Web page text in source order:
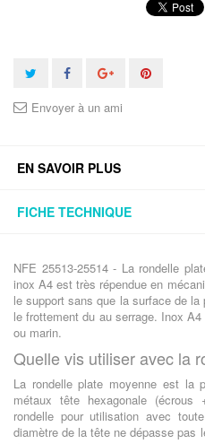
Envoyer à un ami
EN SAVOIR PLUS
FICHE TECHNIQUE
NFE 25513-25514 - La rondelle
inox A4 est très répendue en
le support sans que la surface de
le frottement du au serrage. Inox
ou marin.
Quelle vis utiliser avec la
La rondelle plate moyenne est la
métaux tête hexagonale
rondelle pour utilisation avec
diamètre de la tête ne dépasse pas